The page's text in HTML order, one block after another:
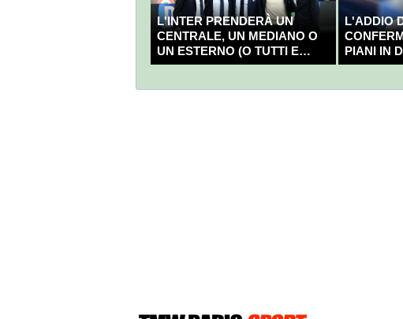
L'INTER PRENDERÀ UN
CENTRALE, UN MEDIANO O
UN ESTERNO (O TUTTI E
TRE?)
L'ADDIO
PIANI IN